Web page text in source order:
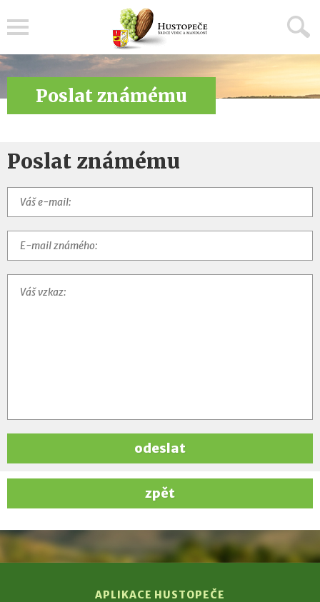
Poslat známému
Poslat známému
odeslat
zpět
APLIKACE HUSTOPEČE